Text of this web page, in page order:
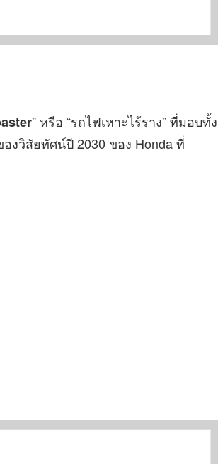
” หรือ “รถไฟเหาะไร้ราง” ที่มอบทั้ง
งวิสัยทัศน์ปี 2030 ของ Honda ที่